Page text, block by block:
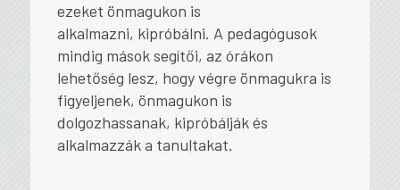
ezeket önmagukon is
alkalmazni, kipróbálni. A pedagógusok
mindig mások segítői, az órákon
lehetőség lesz, hogy végre önmagukra is
figyeljenek, önmagukon is
dolgozhassanak, kipróbálják és
alkalmazzák a tanultakat.